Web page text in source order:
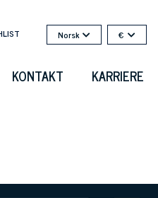
Norsk €
KONTAKT KARRIERE